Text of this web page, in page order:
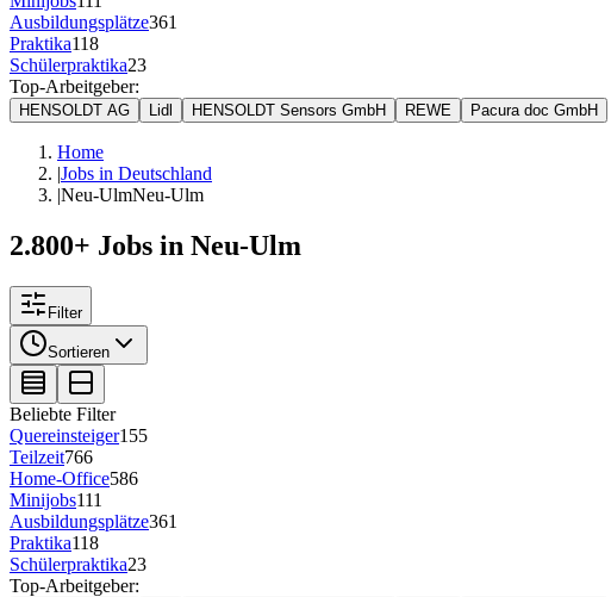
Ausbildungsplätze361
Praktika118
Schülerpraktika23
Top-Arbeitgeber:
HENSOLDT AG Lidl HENSOLDT Sensors GmbH REWE Pacura doc GmbH
Home
|Jobs in Deutschland
|Neu-UlmNeu-Ulm
2.800+ Jobs in Neu-Ulm
Filter
Sortieren
Beliebte Filter
Quereinsteiger155
Teilzeit766
Home-Office586
Minijobs111
Ausbildungsplätze361
Praktika118
Schülerpraktika23
Top-Arbeitgeber: